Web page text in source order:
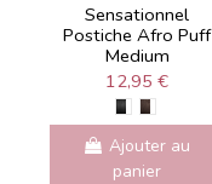
Sensationnel
Postiche Afro Puff
Medium
12,95 €
Ajouter au
panier